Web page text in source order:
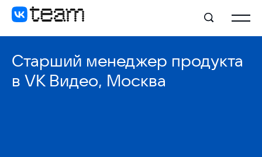
Старший менеджер продукта
в VK Видео, Москва